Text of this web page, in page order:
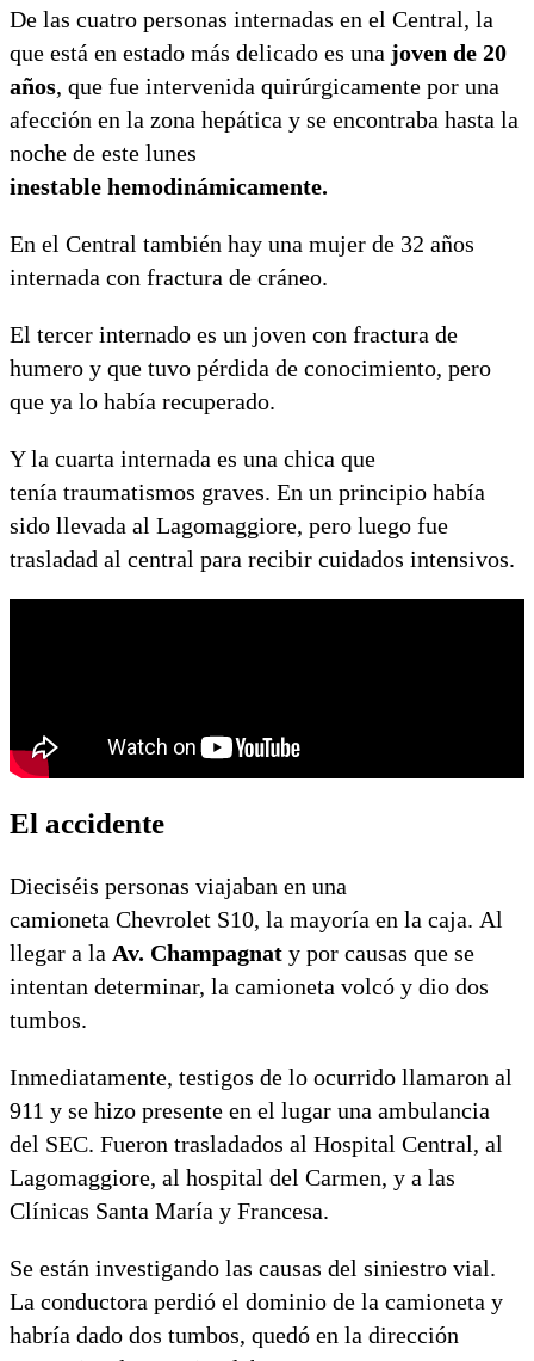
De las cuatro personas internadas en el Central, la
que está en estado más delicado es una joven de 20
años, que fue intervenida quirúrgicamente por una
afección en la zona hepática y se encontraba hasta la
noche de este lunes
inestable hemodinámicamente.
En el Central también hay una mujer de 32 años
internada con fractura de cráneo.
El tercer internado es un joven con fractura de
humero y que tuvo pérdida de conocimiento, pero
que ya lo había recuperado.
Y la cuarta internada es una chica que
tenía traumatismos graves. En un principio había
sido llevada al Lagomaggiore, pero luego fue
trasladad al central para recibir cuidados intensivos.
El accidente
Dieciséis personas viajaban en una
camioneta Chevrolet S10, la mayoría en la caja. Al
llegar a la Av. Champagnat y por causas que se
intentan determinar, la camioneta volcó y dio dos
tumbos.
Inmediatamente, testigos de lo ocurrido llamaron al
911 y se hizo presente en el lugar una ambulancia
del SEC. Fueron trasladados al Hospital Central, al
Lagomaggiore, al hospital del Carmen, y a las
Clínicas Santa María y Francesa.
Se están investigando las causas del siniestro vial.
La conductora perdió el dominio de la camioneta y
habría dado dos tumbos, quedó en la dirección